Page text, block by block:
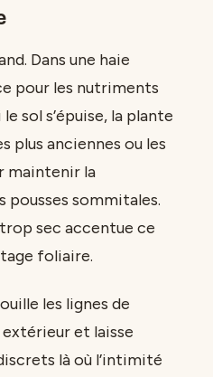
Dans une haie
pour les nutriments
sol s’épuise, la plante
plus anciennes ou les
maintenir la
pousses sommitales.
sec accentue ce
foliaire.
les lignes de
et laisse
là où l’intimité